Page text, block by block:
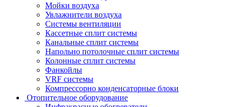
Мойки воздуха
Увлажнители воздуха
Системы вентиляции
Кассетные сплит системы
Канальные сплит системы
Напольно потолочные сплит системы
Колонные сплит системы
Фанкойлы
VRF системы
Компрессорно конденсаторные блоки
Отопительное оборудование